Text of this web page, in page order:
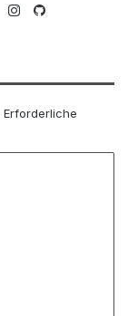
Be
Ins
Erforderliche